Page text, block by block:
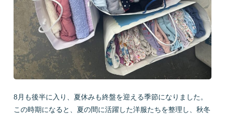
LINEで質問 お問い合わせ
8月も後半に入り、夏休みも終盤を迎える季節になりました。
この時期になると、夏の間に活躍した洋服たちを整理し、秋冬